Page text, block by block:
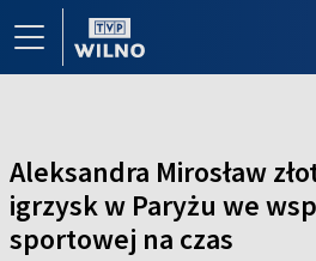
Aleksandra Mirosław
igrzysk w Paryżu we
sportowej na czas